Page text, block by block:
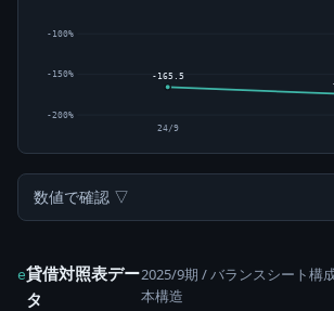
-200%
-150%
-100%
-165.5
24/9
数値で確認 ▽
e貸借対照表デー
タ
2025/9期 / バランスシート構
本構造